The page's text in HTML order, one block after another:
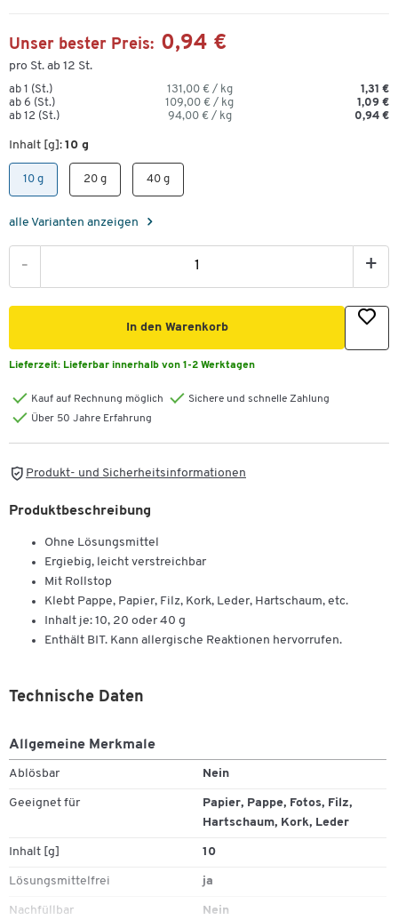
Unser bester Preis: 0,94 €
pro St. ab 12 St.
ab 1 (St.) 131,00 € / kg
1,31 €
ab 6 (St.)
109,00 € / kg
1,09 €
ab 12 (St.)
94,00 € / kg 0,94 €
Inhalt [g]: 10 g
10 g 20 g 40 g
alle Varianten anzeigen
- +
In den Warenkorb
Lieferzeit: Lieferbar innerhalb von 1-2 Werktagen
Kauf auf Rechnung möglich
Sichere und schnelle Zahlung
Über 50 Jahre Erfahrung
Produkt- und Sicherheitsinformationen
Produktbeschreibung
Ohne Lösungsmittel
Ergiebig, leicht verstreichbar
Mit Rollstop
Klebt Pappe, Papier, Filz, Kork, Leder, Hartschaum, etc.
Inhalt je: 10, 20 oder 40 g
Enthält BIT. Kann allergische Reaktionen hervorrufen.
Technische Daten
Allgemeine Merkmale
Ablösbar Nein
Geeignet für
Papier, Pappe, Fotos, Filz,
Hartschaum, Kork, Leder
Inhalt [g] 10
Lösungsmittelfrei ja
Nachfüllbar Nein